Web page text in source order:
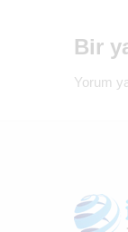
Bir
Yorum